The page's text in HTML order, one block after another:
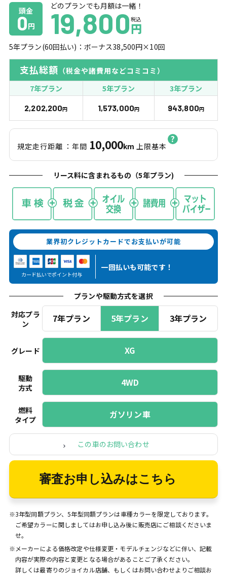
頭金
0円
どのプランでも月額は一緒！
19,800 税込
円
5年プラン(60回払い)：ボーナス38,500円×10回
支払総額 （税金や諸費用などコミコミ）
7年プラン
5年プラン 3年プラン
2,202,200円 1,573,000円 943,800円
規定走行距離 ：年間 10,000km 上限基本
リース料に含まれるもの（5年プラン)
業界初クレジットカードでお支払いが可能
カード払いでポイント付与
一回払いも可能です！
プランや駆動方式を選択
対応プラ
ン
7年プラン 5年プラン 3年プラン
グレード XG
駆動
方式
4WD
燃料
タイプ
ガソリン車
この車のお問い合わせ
審査お申し込みはこちら
※3年型同額プラン、5年型同額プランは車種カラーを限定しております。
ご希望カラーに関しましてはお申し込み後に販売店にご相談くださいま
せ。
※メーカーによる価格改定や仕様変更・モデルチェンジなどに伴い、記載
内容が実際の内容と変更となる場合があることご了承ください。
詳しくは最寄りのジョイカル店舗、もしくはお問い合わせよりご相談お